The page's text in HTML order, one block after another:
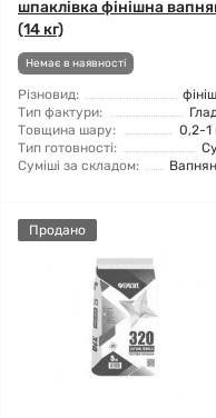
шпаклівка фінішна
(14 кг)
Немає в наявності
Різновид:
Тип фактури:
Товщина шару:
0,2-1
Тип готовності:
Суміші за складом:
Продано